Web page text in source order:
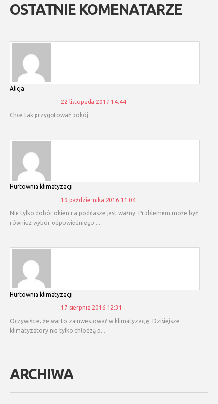
OSTATNIE KOMENATARZE
Alicja
22 listopada 2017 14:44
Chce tak przygotować pokój.
hurtownia klimatyzacji
19 października 2016 11:04
Nie tylko dobór okien na poddasze jest ważny. Problemem może być
również wybór odpowiedniego ...
hurtownia klimatyzacji
17 sierpnia 2016 12:31
Oczywiście, że warto zainwestować w klimatyzację. Dzisiejsze
klimatyzatory nie tylko chłodzą p...
ARCHIWA